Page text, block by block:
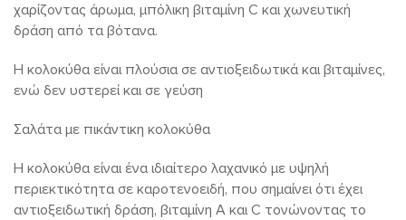
χαρίζοντας άρωμα, μπόλικη βιταμίνη C και χωνευτική
δράση από τα βότανα.
Η κολοκύθα είναι πλούσια σε αντιοξειδωτικά και βιταμίνες,
ενώ δεν υστερεί και σε γεύση
Σαλάτα με πικάντικη κολοκύθα
Η κολοκύθα είναι ένα ιδιαίτερο λαχανικό με υψηλή
περιεκτικότητα σε καροτενοειδή, που σημαίνει ότι έχει
αντιοξειδωτική δράση, βιταμίνη Α και C τονώνοντας το